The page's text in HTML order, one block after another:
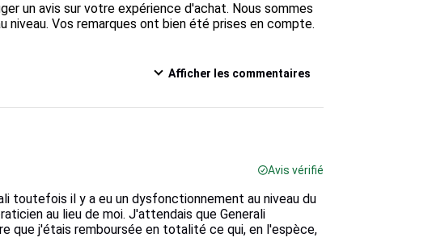
un avis sur votre expérience d'achat. Nous sommes
Vos remarques ont bien été prises en compte.
Afficher les commentaires
Avis vérifié
toutefois il y a eu un dysfonctionnement au niveau du
au lieu de moi. J'attendais que Generali
que j'étais remboursée en totalité ce qui, en l'espèce,